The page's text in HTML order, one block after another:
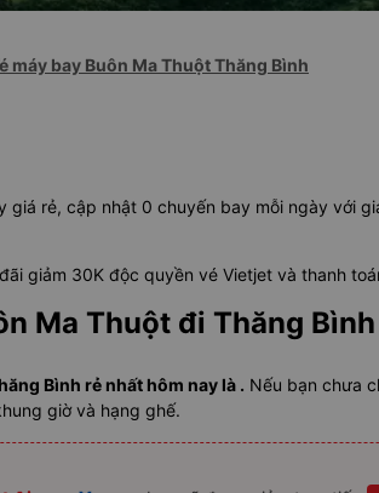
máy bay Buôn Ma Thuột Thăng Bình
giá rẻ, cập nhật 0 chuyến bay mỗi ngày với
giảm 30K độc quyền vé Vietjet và thanh
Ma Thuột đi Thăng
Bình rẻ nhất hôm nay là . Nếu bạn chưa
giờ và hạng ghế.